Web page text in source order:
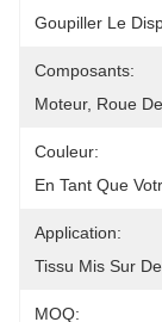
Goupiller Le
Composants:
Moteur, Roue
Couleur:
En Tant Que
Application:
Tissu Mis Sur
MOQ: